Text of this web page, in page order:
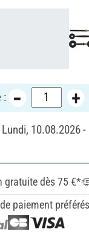
:
10.08.2026
gratuite dès 75 €*
paiement